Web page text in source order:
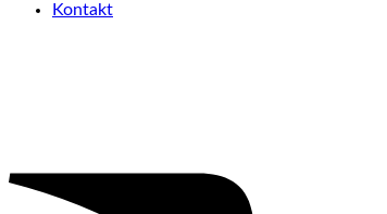
Kontakt